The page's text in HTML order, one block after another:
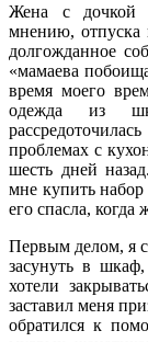
Жена с дочкой
мнению, отпуска
долгожданное
«мамаева
время моего
одежда из
проблемах с
шесть дней
мне купить набор
его спасла,
Первым делом, я
засунуть в
хотели
заставил меня
обратился к